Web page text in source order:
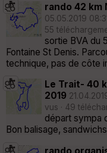
rando 42 km
05.05.2019
55
sortie BVA du
Fontaine St Denis.
technique, pas de côte
Le Trait- 40
2019
vus · 49
départ sympa
Bon balisage,
rando